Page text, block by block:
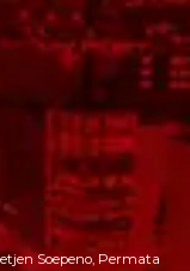
Soepeno, Permata